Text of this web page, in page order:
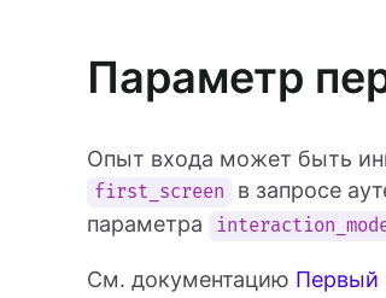
Параметр
Опыт входа может быть
first_screen
в запросе
параметра
См. документацию Первый